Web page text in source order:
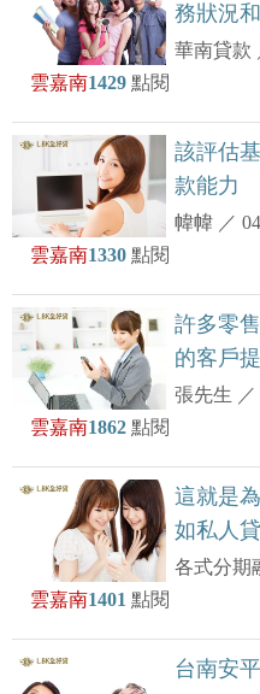
務狀況
華南貸款
雲嘉南1429 點閱
該評估
款能力
幃幃 ／
雲嘉南1330 點閱
許多零
的客戶
張先生
雲嘉南1862 點閱
這就是
如私人
各式分期
雲嘉南1401 點閱
台南安